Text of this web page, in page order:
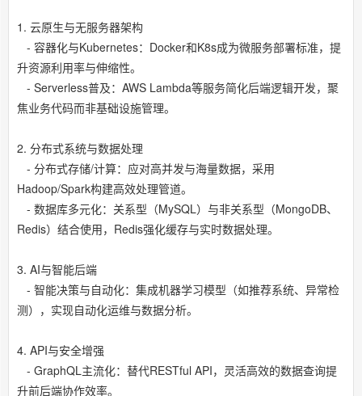
1. 云原生与无服务器架构
- 容器化与Kubernetes：Docker和K8s成为微服务部署标准，提
升资源利用率与伸缩性。
- Serverless普及：AWS Lambda等服务简化后端逻辑开发，聚
焦业务代码而非基础设施管理。
2. 分布式系统与数据处理
- 分布式存储/计算：应对高并发与海量数据，采用
Hadoop/Spark构建高效处理管道。
- 数据库多元化：关系型（MySQL）与非关系型（MongoDB、
Redis）结合使用，Redis强化缓存与实时数据处理。
3. AI与智能后端
- 智能决策与自动化：集成机器学习模型（如推荐系统、异常检
测），实现自动化运维与数据分析。
4. API与安全增强
- GraphQL主流化：替代RESTful API，灵活高效的数据查询提
升前后端协作效率。